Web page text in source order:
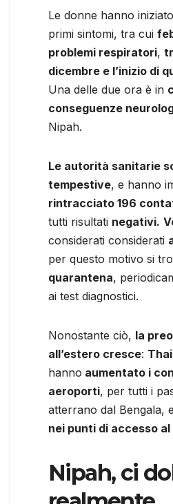
Le donne hanno
primi sintomi, tra cui
problemi respiratori,
dicembre e l’inizio di
Una delle due ora è in
conseguenze
Nipah.
Le autorità sanitarie
tempestive, e hanno
rintracciato 196
tutti risultati negativi. V
considerati considerati
per questo motivo si
quarantena,
ai test diagnostici.
Nonostante ciò, la
all’estero cresce:
hanno aumentato i
aeroporti, per tutti i
atterrano dal Bengala,
nei punti di accesso
Nipah, ci